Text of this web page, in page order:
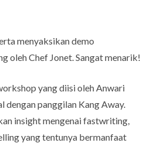
menyaksikan demo
oleh Chef Jonet. Sangat menarik!
yang diisi oleh Anwari
dengan panggilan Kang Away.
insight mengenai fastwriting,
yang tentunya bermanfaat